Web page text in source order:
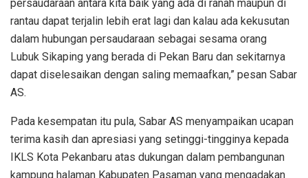
persaudaraan antara kita baik yang ada di ranah maupun di
rantau dapat terjalin lebih erat lagi dan kalau ada kekusutan
dalam hubungan persaudaraan sebagai sesama orang
Lubuk Sikaping yang berada di Pekan Baru dan sekitarnya
dapat diselesaikan dengan saling memaafkan,” pesan Sabar
AS.
Pada kesempatan itu pula, Sabar AS menyampaikan ucapan
terima kasih dan apresiasi yang setinggi-tingginya kepada
IKLS Kota Pekanbaru atas dukungan dalam pembangunan
kampung halaman Kabupaten Pasaman yang mengadakan